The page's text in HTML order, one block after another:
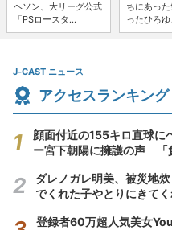
ヘソン、大リーグ公式
「PSロースタ...
ちにあっ
ったひろ
J-CAST ニュース
アクセスランキング
顔面付近の155キロ直球に
ー宮下朝陽に擁護の声 「
ダレノガレ明美、被災地
でくれた子やとりにきてく
登録者60万超人気美女